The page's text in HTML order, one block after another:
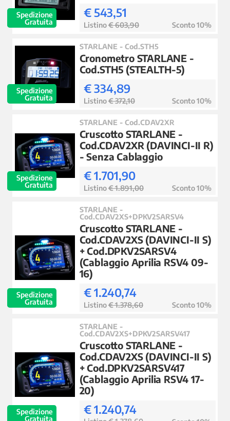
Spedizione
Gratuita
€ 543,51
Listino€ 603,90 Sconto 10%
Spedizione
Gratuita
STARLANE - Cod.STH5
Cronometro STARLANE -
Cod.STH5 (STEALTH-5)
€ 334,89
Listino€ 372,10 Sconto 10%
Spedizione
Gratuita
STARLANE - Cod.CDAV2XR
Cruscotto STARLANE -
Cod.CDAV2XR (DAVINCI-II R)
- Senza Cablaggio
€ 1.701,90
Listino€ 1.891,00 Sconto 10%
Spedizione
Gratuita
STARLANE -
Cod.CDAV2XS+DPKV2SARSV4
Cruscotto STARLANE -
Cod.CDAV2XS (DAVINCI-II S)
+ Cod.DPKV2SARSV4
(Cablaggio Aprilia RSV4 09-
16)
€ 1.240,74
Listino€ 1.378,60 Sconto 10%
Spedizione
Gratuita
STARLANE -
Cod.CDAV2XS+DPKV2SARSV417
Cruscotto STARLANE -
Cod.CDAV2XS (DAVINCI-II S)
+ Cod.DPKV2SARSV417
(Cablaggio Aprilia RSV4 17-
20)
€ 1.240,74